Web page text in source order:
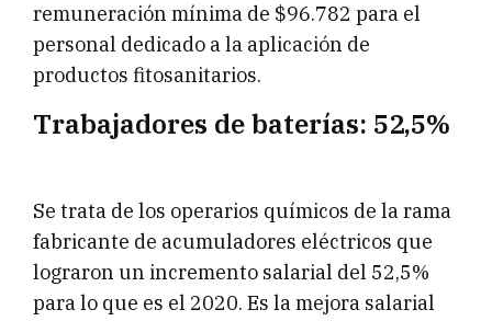
remuneración mínima de $96.782 para el
personal dedicado a la aplicación de
productos fitosanitarios.
Trabajadores de baterías: 52,5%
Se trata de los operarios químicos de la rama
fabricante de acumuladores eléctricos que
lograron un incremento salarial del 52,5%
para lo que es el 2020. Es la mejora salarial